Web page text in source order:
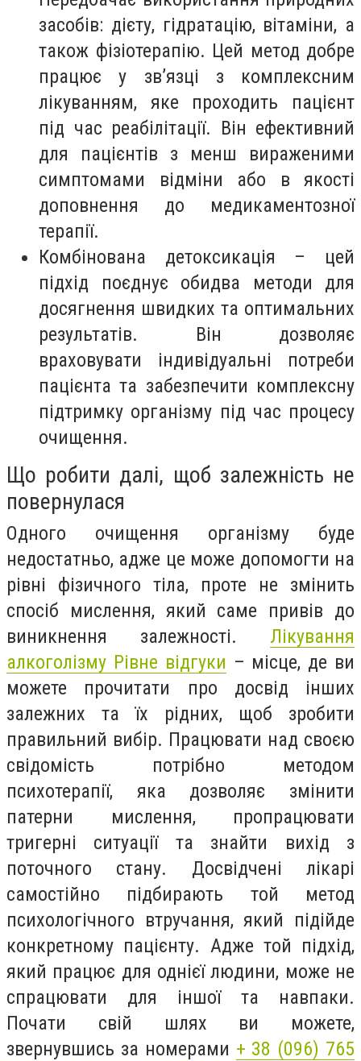
засобів: дієту, гідратацію, вітаміни, а
також фізіотерапію. Цей метод добре
працює у зв’язці з комплексним
лікуванням, яке проходить пацієнт
під час реабілітації. Він ефективний
для пацієнтів з менш вираженими
симптомами відміни або в якості
доповнення до медикаментозної
терапії.
Комбінована детоксикація – цей
підхід поєднує обидва методи для
досягнення швидких та оптимальних
результатів. Він дозволяє
враховувати індивідуальні потреби
пацієнта та забезпечити комплексну
підтримку організму під час процесу
очищення.
Що робити далі, щоб залежність не
повернулася
Одного очищення організму буде
недостатньо, адже це може допомогти на
рівні фізичного тіла, проте не змінить
спосіб мислення, який саме привів до
виникнення залежності. Лікування
алкоголізму Рівне відгуки – місце, де ви
можете прочитати про досвід інших
залежних та їх рідних, щоб зробити
правильний вибір. Працювати над своєю
свідомість потрібно методом
психотерапії, яка дозволяє змінити
патерни мислення, пропрацювати
тригерні ситуації та знайти вихід з
поточного стану. Досвідчені лікарі
самостійно підбирають той метод
психологічного втручання, який підійде
конкретному пацієнту. Адже той підхід,
який працює для однієї людини, може не
спрацювати для іншої та навпаки.
Почати свій шлях ви можете,
звернувшись за номерами + 38 (096) 765